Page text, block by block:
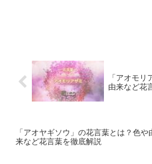
「アオモ
由来など花
「アオヤギソウ」の花言葉とは？色や
来など花言葉を徹底解説